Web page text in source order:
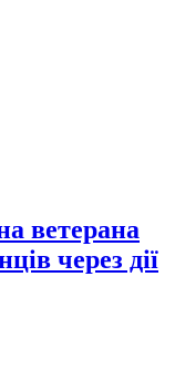
ветерана
через дії